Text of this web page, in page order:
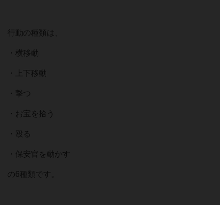
行動の種類は、
・横移動
・上下移動
・撃つ
・お宝を拾う
・殴る
・保安官を動かす
の6種類です。